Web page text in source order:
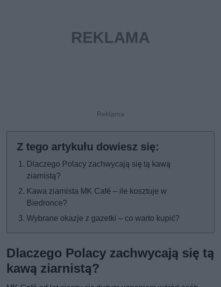
Dlaczego Polacy zachwycają się tą kawą
ziarnistą?
Kawa ziarnista MK Café – ile kosztuje w
Biedronce?
Wybrane okazje z gazetki – co warto kupić?
Dlaczego Polacy zachwycają się tą
kawą ziarnistą?